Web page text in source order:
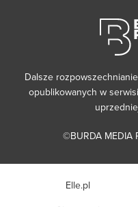
Dalsze
opublikowanych w
©BURDA MEDIA
Elle.pl